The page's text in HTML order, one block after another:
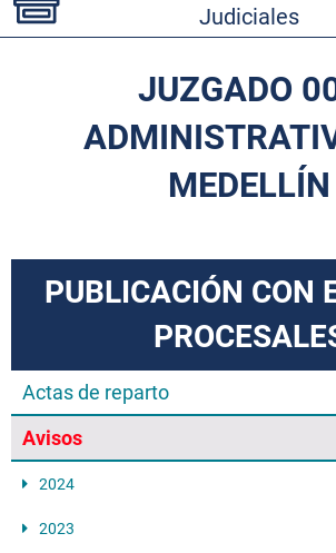
Judiciales
JUZGADO
MEDELLÍN
PUBLICACIÓN CON
Actas de reparto
Avisos
2024
2023